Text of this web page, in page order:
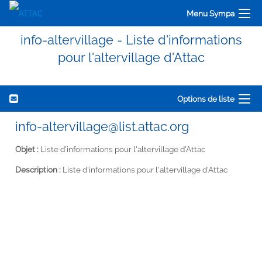
Menu Sympa
info-altervillage - Liste d'informations
pour l'altervillage d'Attac
Options de liste
info-altervillage@list.attac.org
Objet : Liste d'informations pour l'altervillage d'Attac
Description : Liste d'informations pour l'altervillage d'Attac